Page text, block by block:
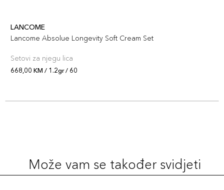
LANCOME
Lancome Absolue Longevity Soft Cream Set
Setovi za njegu lica
668,00 KM / 1.2gr / 60
Može vam se također svidjeti